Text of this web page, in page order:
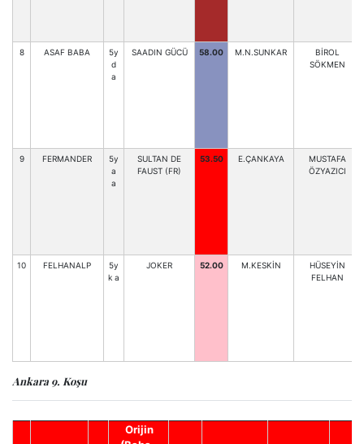
8 ASAF BABA
5y
d
a
SAADIN GÜCÜ 58.00 M.N.SUNKAR
BİROL
SÖKMEN
9 FERMANDER
5y
a
a
SULTAN DE
FAUST (FR)
53.50 E.ÇANKAYA
MUSTAFA
ÖZYAZICI
10 FELHANALP
5y
k a
JOKER 52.00 M.KESKİN
HÜSEYİN
FELHAN
Ankara 9. Koşu
Orijin